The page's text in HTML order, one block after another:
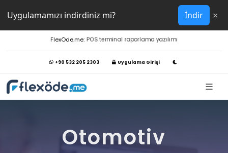
Uygulamamızı indirdiniz mi? İndir ×
FlexÖde.me: POS terminal raporlama yazılımı
+90 532 205 2303 Uygulama Girişi
Otomotiv